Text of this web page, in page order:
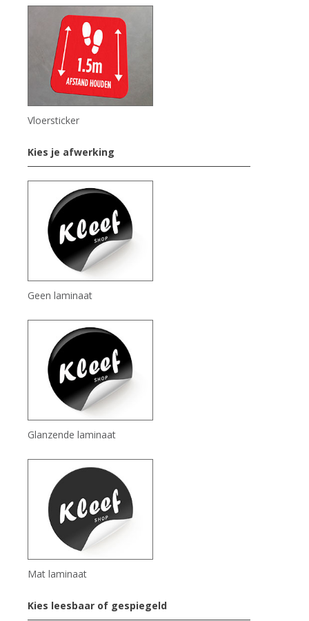
Vloersticker
Kies je afwerking
Geen laminaat
Glanzende laminaat
Mat laminaat
Kies leesbaar of gespiegeld